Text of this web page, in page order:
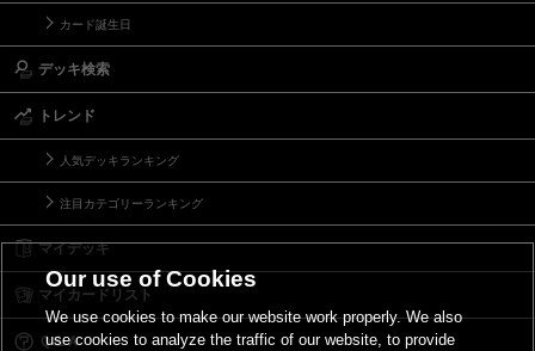
カード誕生日
デッキ検索
トレンド
人気デッキランキング
注目カテゴリーランキング
マイデッキ
マイカードリスト
Ｑ＆Ａ
Our use of Cookies
We use cookies to make our website work properly. We also
use cookies to analyze the traffic of our website, to provide